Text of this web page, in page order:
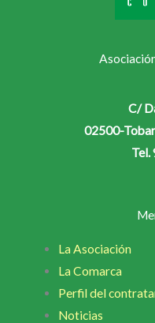
C/
02500-
Tel.
La Asociación
La Comarca
Perfil del
Noticias